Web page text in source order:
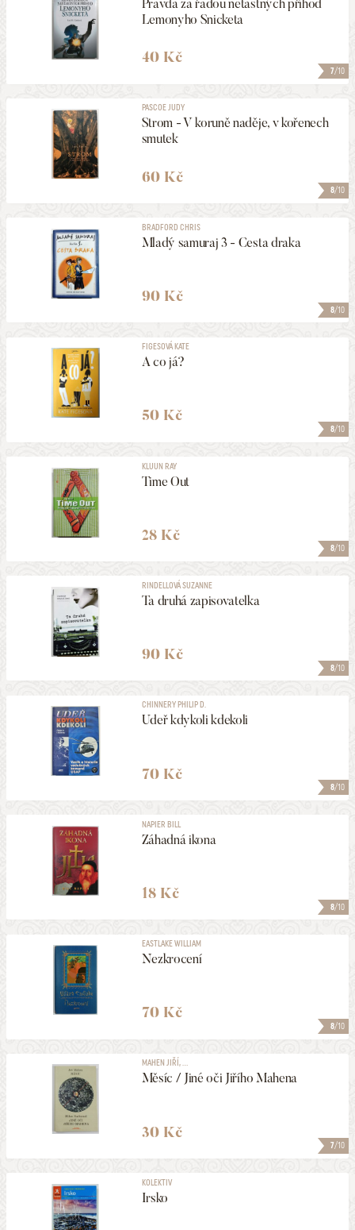
7/10
Pravda za řadou netastných příhod
Lemonyho Snicketa
40 Kč
8/10
PASCOE JUDY
Strom - V koruně naděje, v kořenech
smutek
60 Kč
8/10
BRADFORD CHRIS
Mladý samuraj 3 - Cesta draka
90 Kč
8/10
FIGESOVÁ KATE
A co já?
50 Kč
8/10
KLUUN RAY
Time Out
28 Kč
8/10
RINDELLOVÁ SUZANNE
Ta druhá zapisovatelka
90 Kč
8/10
CHINNERY PHILIP D.
Udeř kdykoli kdekoli
70 Kč
8/10
NAPIER BILL
Záhadná ikona
18 Kč
8/10
EASTLAKE WILLIAM
Nezkrocení
70 Kč
7/10
MAHEN JIŘÍ, ...
Měsíc / Jiné oči Jiřího Mahena
30 Kč
KOLEKTIV
Irsko